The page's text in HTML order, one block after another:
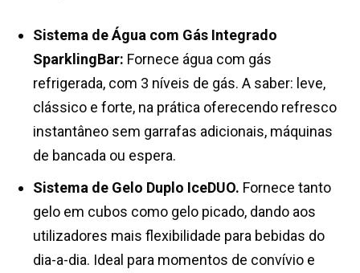
Sistema de Água com Gás Integrado
SparklingBar: Fornece água com gás
refrigerada, com 3 níveis de gás. A saber: leve,
clássico e forte, na prática oferecendo refresco
instantâneo sem garrafas adicionais, máquinas
de bancada ou espera.
Sistema de Gelo Duplo IceDUO. Fornece tanto
gelo em cubos como gelo picado, dando aos
utilizadores mais flexibilidade para bebidas do
dia-a-dia. Ideal para momentos de convívio e